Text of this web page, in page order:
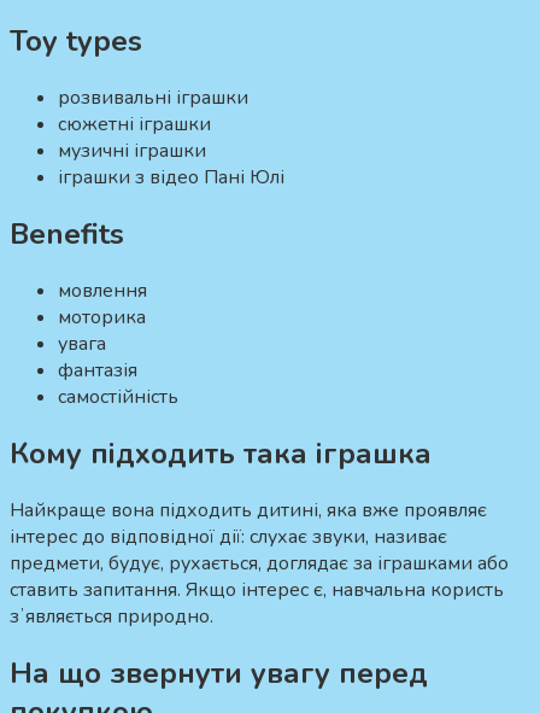
Toy types
розвивальні іграшки
сюжетні іграшки
музичні іграшки
іграшки з відео Пані Юлі
Benefits
мовлення
моторика
увага
фантазія
самостійність
Кому підходить така іграшка
Найкраще вона підходить дитині, яка вже проявляє
інтерес до відповідної дії: слухає звуки, називає
предмети, будує, рухається, доглядає за іграшками або
ставить запитання. Якщо інтерес є, навчальна користь
зʼявляється природно.
На що звернути увагу перед